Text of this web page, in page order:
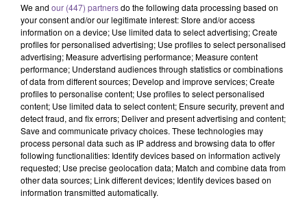
Offres Emploi Flash FM
Crédit :Flash FM
Une structure d’accompagnement
éducatif basée à Guéret recherche un
intervenant social (H/F) en CDD
We and our (447) partnersdo the following data processing based on
your consent and/or our legitimate interest: Store and/or access
information on a device; Use limited data to select advertising; Create
profiles for personalised advertising; Use profiles to select personalised
advertising; Measure advertising performance; Measure content
performance; Understand audiences through statistics or combinations
of data from different sources; Develop and improve services; Create
profiles to personalise content; Use profiles to select personalised
content; Use limited data to select content; Ensure security, prevent and
detect fraud, and fix errors; Deliver and present advertising and content;
Save and communicate privacy choices. These technologies may
process personal data such as IP address and browsing data to offer
following functionalities: Identify devices based on information actively
requested; Use precise geolocation data; Match and combine data from
other data sources; Link different devices; Identify devices based on
information transmitted automatically.